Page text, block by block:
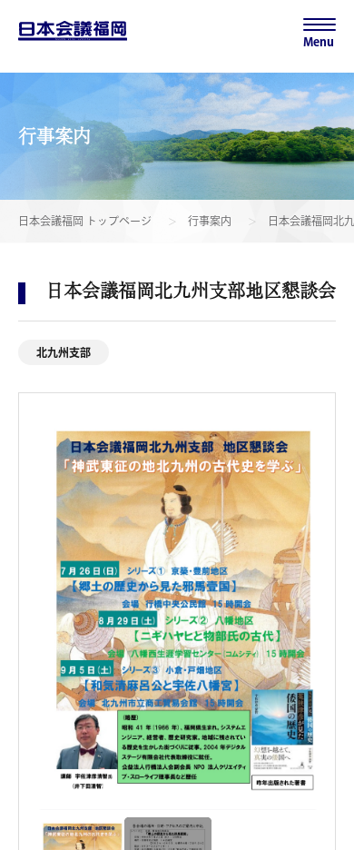
Menu
行事案内
日本会議福岡 トップページ 行事案内 日本会議福岡北
日本会議福岡北九州支部地区懇談会
北九州支部